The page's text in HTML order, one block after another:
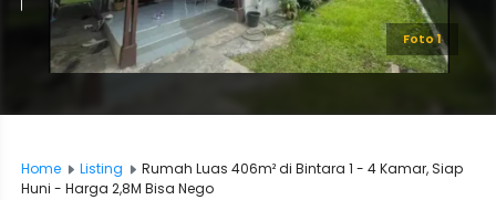
Foto 1
Home Listing
Rumah Luas 406m² di Bintara 1 - 4 Kamar, Siap
Huni - Harga 2,8M Bisa Nego